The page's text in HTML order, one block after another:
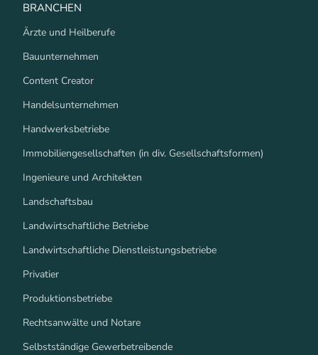
BRANCHEN
Ärzte und Heilberufe
Bauunternehmen
Content Creator
Handelsunternehmen
Handwerksbetriebe
Immobiliengesellschaften (in div. Gesellschaftsformen)
Ingenieure und Architekten
Landschaftsbau
Landwirtschaftliche Betriebe
Landwirtschaftliche Dienstleistungsbetriebe
Privatier
Produktionsbetriebe
Rechtsanwälte und Notare
Selbstständige Gewerbetreibende